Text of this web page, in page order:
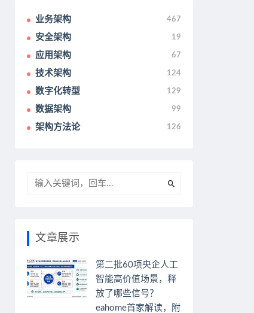
业务架构 467
安全架构 19
应用架构 67
技术架构 124
数字化转型 129
数据架构 99
架构方法论 126
文章展示
第二批60项央企人工
智能高价值场景，释
放了哪些信号？
eahome首家解读，附